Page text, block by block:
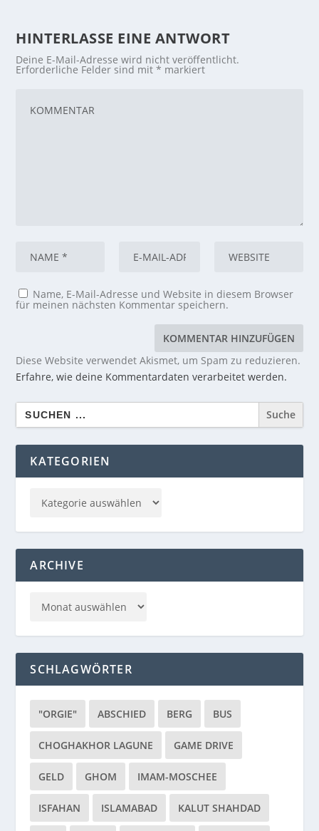
HINTERLASSE EINE ANTWORT
Deine E-Mail-Adresse wird nicht veröffentlicht.
Erforderliche Felder sind mit* markiert
Name, E-Mail-Adresse und Website in diesem Browser
für meinen nächsten Kommentar speichern.
Diese Website verwendet Akismet, um Spam zu reduzieren.
Erfahre, wie deine Kommentardaten verarbeitet werden.
Search
for:
KATEGORIEN
ARCHIVE
SCHLAGWÖRTER
"ORGIE" ABSCHIED BERG BUS
CHOGHAKHOR LAGUNE GAME DRIVE
GELD GHOM IMAM-MOSCHEE
ISFAHAN ISLAMABAD KALUT SHAHDAD